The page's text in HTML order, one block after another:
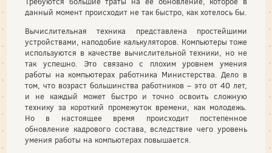
данный момент происходит не так быстро, как хотелось бы.
Вычислительная техника представлена простейшими
устройствами, наподобие калькуляторов. Компьютеры тоже
используются в качестве вычислительной техники, но не
так успешно. Это связано с плохим уровнем умения
работы на компьютерах работника Министерства. Дело в
том, что возраст большинства работников – это от 40 лет,
и не каждый может быстро и точно освоить сложную
технику за короткий промежуток времени, как молодежь.
Но в настоящее время происходит постепенное
обновление кадрового состава, вследствие чего уровень
умения работы на компьютерах повышается.